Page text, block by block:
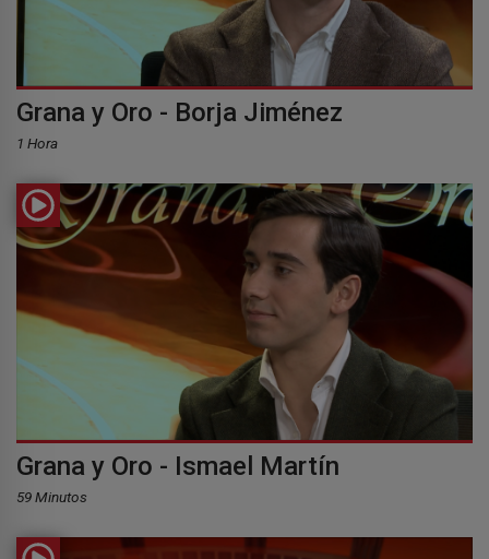
Grana y Oro - Borja Jiménez
1 Hora
Grana y Oro - Ismael Martín
59 Minutos